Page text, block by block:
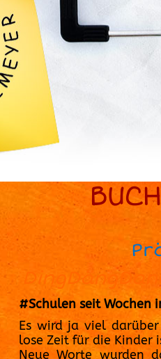
#Schulen seit Wochen
Es wird ja viel
lose Zeit für die Kinder
Neue Worte wurden